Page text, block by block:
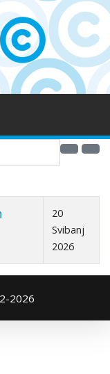
20
Svibanj
2026
2026